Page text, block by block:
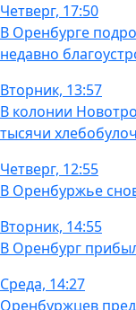
Четверг, 17:50
В Оренбурге
недавно
Вторник, 13:57
В колонии
тысячи
Четверг, 12:55
В Оренбуржье
Вторник, 14:55
В Оренбург
Среда, 14:27
Оренбуржцев